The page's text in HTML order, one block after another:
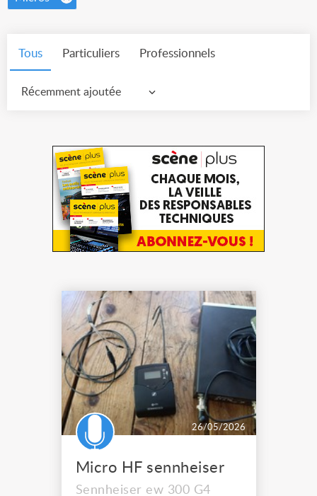
Tous Particuliers Professionnels
Récemment ajoutée
26/05/2026
Micro HF sennheiser
Sennheiser ew 300 G4